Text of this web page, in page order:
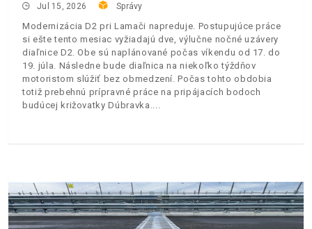
Jul 15, 2026 Správy
Modernizácia D2 pri Lamači napreduje. Postupujúce práce
si ešte tento mesiac vyžiadajú dve, výlučne nočné uzávery
diaľnice D2. Obe sú naplánované počas víkendu od 17. do
19. júla. Následne bude diaľnica na niekoľko týždňov
motoristom slúžiť bez obmedzení. Počas tohto obdobia
totiž prebehnú prípravné práce na pripájacích bodoch
budúcej križovatky Dúbravka.